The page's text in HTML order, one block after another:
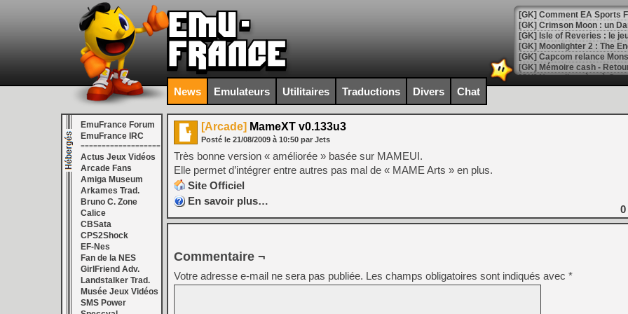
[GK] Comment EA Sports
[GK] Crimson Moon : un
[GK] Isle of Reveries : le
[GK] Moonlighter 2 : The
[GK] Capcom relance
[Mo5] Deux inédits du
[GK] Le beat'em up The
[GK] Endless Legend 2 :
[LS] [PS5] Le WebKit
[GK] Oubliez Crazy Taxi,
[LS] [Switch] NSZ 5.0.0
[GK] No More Room in
[GK] Un chatbot Atelier
[GK] Mémoire cash -
News Emulateurs Utilitaires Traductions Divers Chat
EmuFrance Forum
EmuFrance IRC
===================
Actus Jeux Vidéos
Arcade Fans
Amiga Museum
Arkames Trad.
Bruno C. Zone
Calice
CBSata
CPS2Shock
EF-Nes
Fan de la NES
GirlFriend Adv.
Landstalker Trad.
Musée Jeux Vidéos
SMS Power
[Arcade] MameXT v0.133u3
Posté le 21/08/2009 à 10:50 par Jets
Très bonne version « améliorée » basée sur MAMEUI.
Elle permet d’intégrer entre autres pas mal de « MAME Arts » en plus.
Site Officiel
En savoir plus…
0
Commentaire ¬
Votre adresse e-mail ne sera pas publiée. Les champs obligatoires sont indiqués avec *